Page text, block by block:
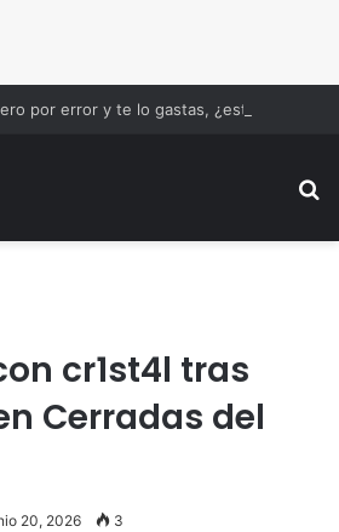
cr1st4l tras
Cerradas del
20, 2026 3